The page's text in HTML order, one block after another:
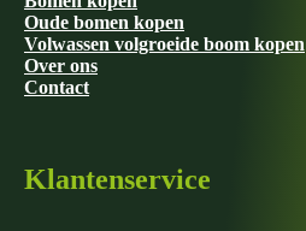
Oude bomen kopen
Volwassen volgroeide boom kopen
Over ons
Contact
Klantenservice